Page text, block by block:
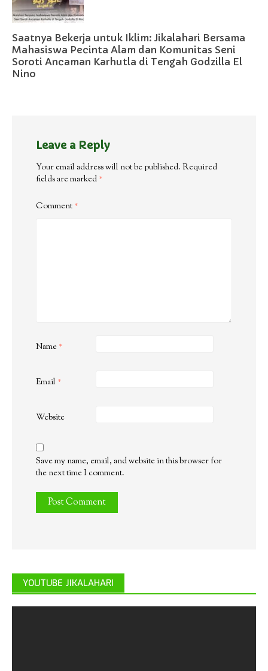
Saatnya Bekerja untuk Iklim: Jikalahari Bersama
Mahasiswa Pecinta Alam dan Komunitas Seni
Soroti Ancaman Karhutla di Tengah Godzilla El
Nino
Leave a Reply
Your email address will not be published. Required
fields are marked *
Comment*
Name *
Email *
Website
Save my name, email, and website in this browser for
the next time I comment.
YOUTUBE JIKALAHARI